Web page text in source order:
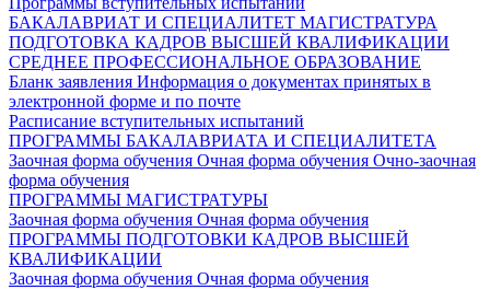
БАКАЛАВРИАТ И СПЕЦИАЛИТЕТ МАГИСТРАТУРА
ПОДГОТОВКА КАДРОВ ВЫСШЕЙ КВАЛИФИКАЦИИ
СРЕДНЕЕ ПРОФЕССИОНАЛЬНОЕ ОБРАЗОВАНИЕ
Бланк заявления Информация о документах принятых в
электронной форме и по почте
Расписание вступительных испытаний
ПРОГРАММЫ БАКАЛАВРИАТА И СПЕЦИАЛИТЕТА
Заочная форма обучения Очная форма обучения Очно-заочная
форма обучения
ПРОГРАММЫ МАГИСТРАТУРЫ
Заочная форма обучения Очная форма обучения
ПРОГРАММЫ ПОДГОТОВКИ КАДРОВ ВЫСШЕЙ
КВАЛИФИКАЦИИ
Заочная форма обучения Очная форма обучения